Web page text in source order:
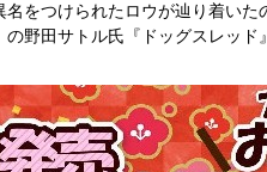
名をつけられたロウが辿り着い
の野田サトル氏『ドッグスレッ